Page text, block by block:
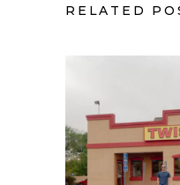
RELATED